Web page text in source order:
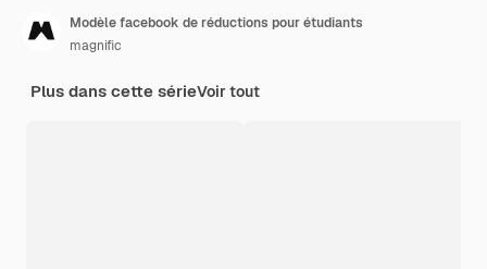
Modèle facebook de réductions pour étudiants
magnific
Plus dans cette sérieVoir tout